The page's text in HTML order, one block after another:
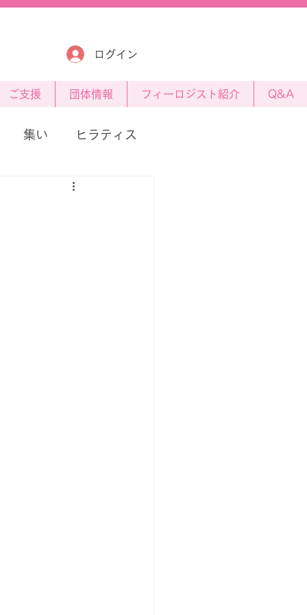
ログイン
​ご支援 団体情報 フィーロジスト紹介 Q&A
集い ヒラティス